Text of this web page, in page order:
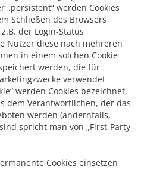
„persistent“ werden Cookies
Schließen des Browsers
der Login-Status
Nutzer diese nach mehreren
in einem solchen Cookie
werden, die für
verwendet
werden Cookies bezeichnet,
dem Verantwortlichen, der das
werden (andernfalls,
spricht man von „First-Party
Cookies einsetzen